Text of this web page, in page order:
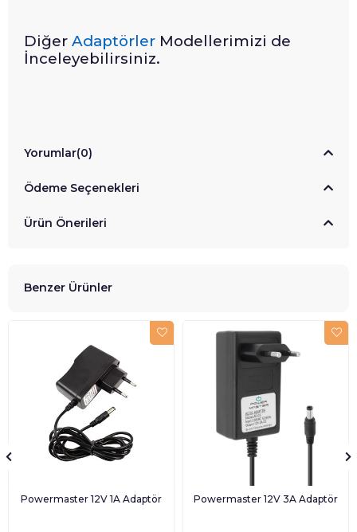
Diğer Adaptörler Modellerimizi de
İnceleyebilirsiniz.
Yorumlar(0)
Ödeme Seçenekleri
Ürün Önerileri
Benzer Ürünler
Powermaster 12V 1A Adaptör Powermaster 12V 3A Adaptör